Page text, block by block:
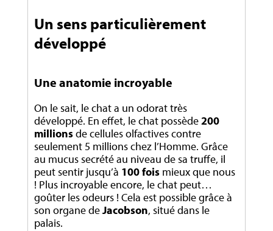
Un sens particulièrement
développé
Une anatomie incroyable
On le sait, le chat a un odorat très
développé. En effet, le chat possède200
millionsde cellules olfactives contre
seulement 5 millions chez l’Homme. Grâce
au mucus secrété au niveau de sa truffe, il
peut sentir jusqu’à 100 foismieux que nous
! Plus incroyable encore, le chat peut…
goûter les odeurs ! Cela est possible grâce à
son organe deJacobson, situé dans le
palais.